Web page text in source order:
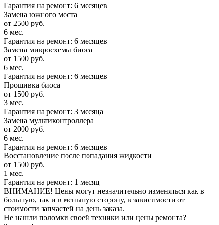
Гарантия на ремонт: 6 месяцев
Замена южного моста
от 2500 руб.
6 мес.
Гарантия на ремонт: 6 месяцев
Замена микросхемы биоса
от 1500 руб.
6 мес.
Гарантия на ремонт: 6 месяцев
Прошивка биоса
от 1500 руб.
3 мес.
Гарантия на ремонт: 3 месяца
Замена мультиконтроллера
от 2000 руб.
6 мес.
Гарантия на ремонт: 6 месяцев
Восстановление после попадания жидкости
от 1500 руб.
1 мес.
Гарантия на ремонт: 1 месяц
ВНИМАНИЕ! Цены могут незначительно изменяться как в
большую, так и в меньшую сторону, в зависимости от
стоимости запчастей на день заказа.
Не нашли поломки своей техники или цены ремонта?